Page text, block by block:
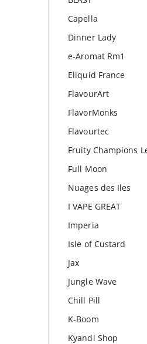
Capella
Dinner Lady
e-Aromat Rm1
Eliquid France
FlavourArt
FlavorMonks
Flavourtec
Fruity Champions
Full Moon
Nuages des Iles
I VAPE GREAT
Imperia
Isle of Custard
Jax
Jungle Wave
Chill Pill
K-Boom
Kyandi Shop